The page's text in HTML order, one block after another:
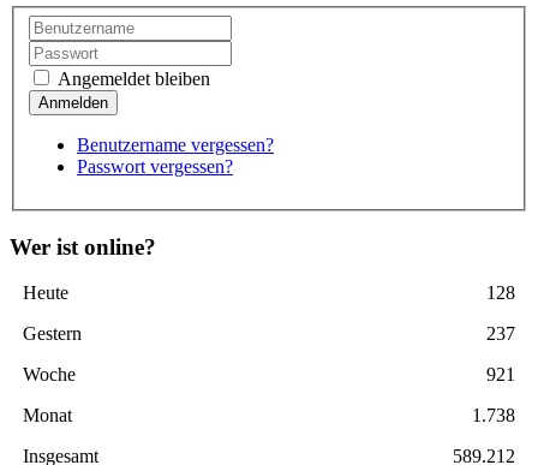
Angemeldet bleiben
Benutzername vergessen?
Passwort vergessen?
Wer ist online?
Heute
128
Gestern
237
Woche
921
Monat
1.738
Insgesamt
589.212